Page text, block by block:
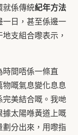
就係傳統紀年方法
日，甚至係邊一
支組合嚟表示，
間唔係一條直
嘅氣息變化息息
完美結合嘅。我哋
據太陽喺黃道上嘅
劃分出來，用嚟指